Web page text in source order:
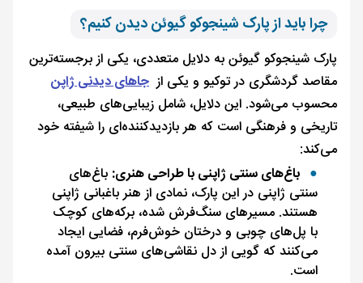
چرا باید از پارک شینجوکو گیوئن دیدن کنیم؟
پارک شینجوکو گیوئن به دلایل متعددی، یکی از برجسته‌ترین
مقاصد گردشگری در توکیو و یکی از جاهای دیدنی ژاپن
محسوب می‌شود. این دلایل، شامل زیبایی‌های طبیعی،
تاریخی و فرهنگی است که هر بازدیدکننده‌ای را شیفته خود
می‌کند:
باغ‌های سنتی ژاپنی با طراحی هنری: باغ‌های
سنتی ژاپنی در این پارک، نمادی از هنر باغبانی ژاپنی
هستند. مسیرهای سنگ‌فرش شده، برکه‌های کوچک
با پل‌های چوبی و درختان خوش‌فرم، فضایی ایجاد
می‌کنند که گویی از دل نقاشی‌های سنتی بیرون آمده
است.